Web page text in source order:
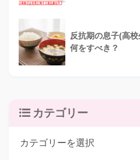
反抗期の息子(高
何をすべき？
カテゴリー